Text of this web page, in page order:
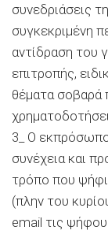
συνεδριάσεις
συγκεκριμένη
αντίδραση του
επιτροπής,
θέματα σοβαρά
3_ Ο
συνέχεια και
τρόπο που
(πλην του
email τις